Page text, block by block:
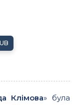
Клімова» була